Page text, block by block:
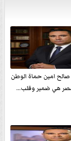
امين حماة الوطن
مصر هي ضمير وقلب...